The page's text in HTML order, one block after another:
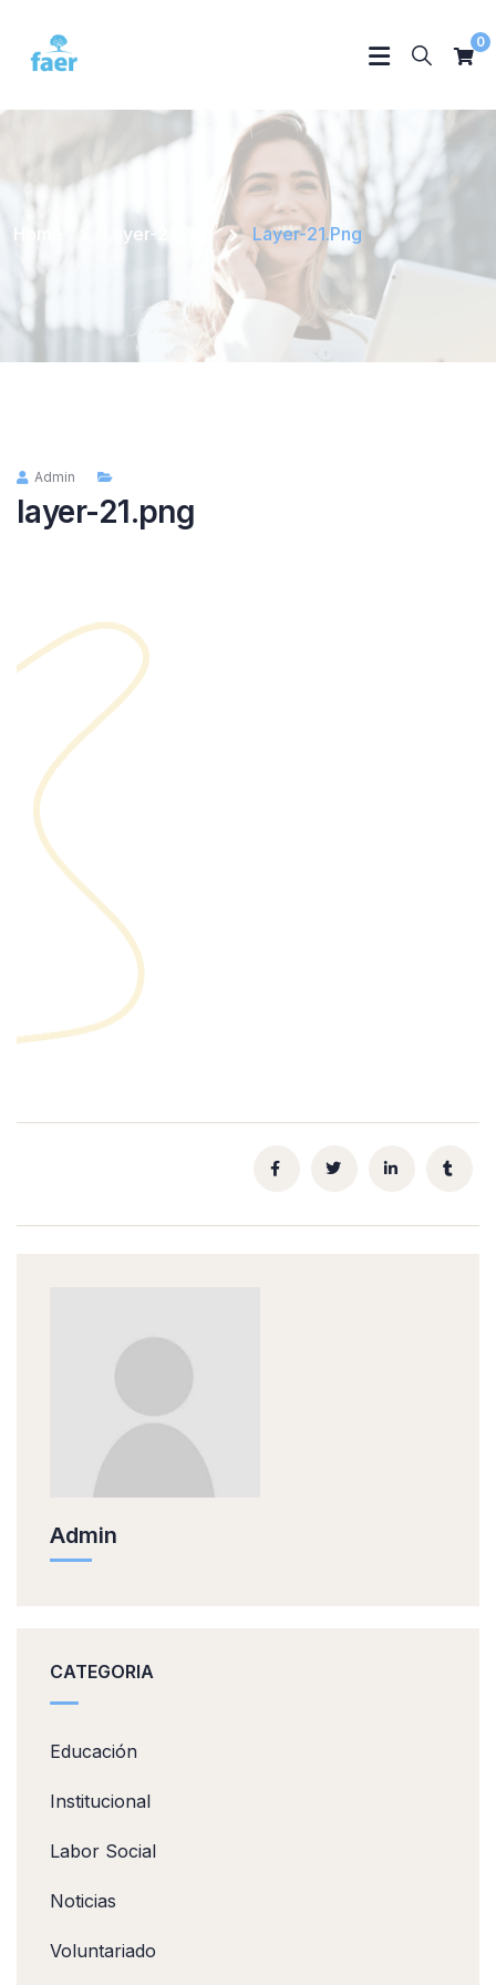
0
Home Layer-21.png Layer-21.png
Admin
layer-21.png
Admin
CATEGORIA
Educación
Institucional
Labor Social
Noticias
Voluntariado